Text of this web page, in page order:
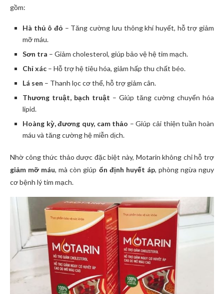
gồm:
Hà thủ ô đỏ – Tăng cường lưu thông khí huyết, hỗ trợ giảm
mỡ máu.
Sơn tra – Giảm cholesterol, giúp bảo vệ hệ tim mạch.
Chỉ xác – Hỗ trợ hệ tiêu hóa, giảm hấp thu chất béo.
Lá sen – Thanh lọc cơ thể, hỗ trợ giảm cân.
Thương truật, bạch truật – Giúp tăng cường chuyển hóa
lipid.
Hoàng kỳ, đương quy, cam thảo – Giúp cải thiện tuần hoàn
máu và tăng cường hệ miễn dịch.
Nhờ công thức thảo dược đặc biệt này, Motarin không chỉ hỗ trợ
giảm mỡ máu, mà còn giúp ổn định huyết áp, phòng ngừa nguy
cơ bệnh lý tim mạch.